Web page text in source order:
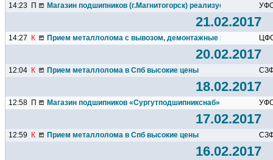
14:23 П Магазин подшипников (г.Магнитогорск) реализует
21.02.2017
14:27 К Прием металлолома с вывозом, демонтажные работы
20.02.2017
12:04 К Прием металлолома в Спб высокие цены
18.02.2017
12:58 П Магазин подшипников «Сургутподшипникснаб» реализует
17.02.2017
12:59 К Прием металлолома в Спб высокие цены
16.02.2017